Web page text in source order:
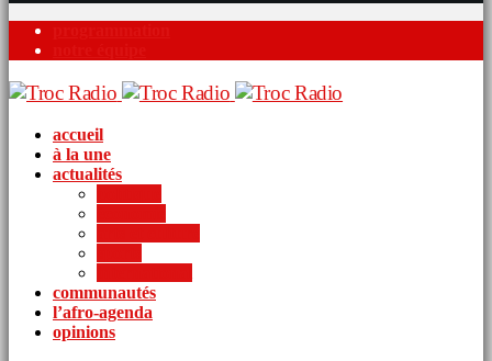
accueil
à la une
actualités
communautés
l’afro-agenda
opinions